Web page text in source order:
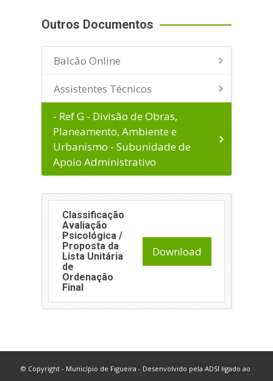
Outros Documentos
Balcão Online
Assistentes Técnicos
- Ref G - Divisão de Obras,
Planeamento, Ambiente e
Urbanismo - Subunidade de
Apoio Administrativo
Classificação
Avaliação
Psicológica /
Proposta da
Lista Unitária
de
Ordenação
Final
Download
© Copyright - Município de Figueira - Desenvolvido pela ADSI ligado ao